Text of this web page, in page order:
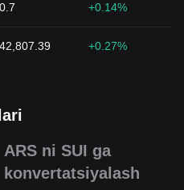
+0.14%
+0.27%
ARS ni SUI ga
konvertatsiyalash